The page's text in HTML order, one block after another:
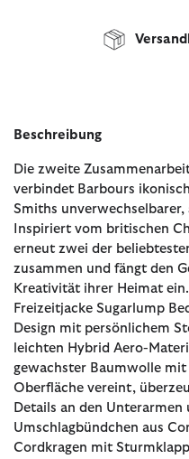
Beschreibung
Die zweite
verbindet Barbours
Smiths
Inspiriert vom britischen
erneut zwei der
zusammen und fängt den
Kreativität ihrer Heimat
Freizeitjacke Sugarlump
Design mit persönlichem
leichten Hybrid Aero-
gewachster Baumwolle
Oberfläche vereint,
Details an den Unterarmen
Umschlagbündchen aus
Cordkragen mit